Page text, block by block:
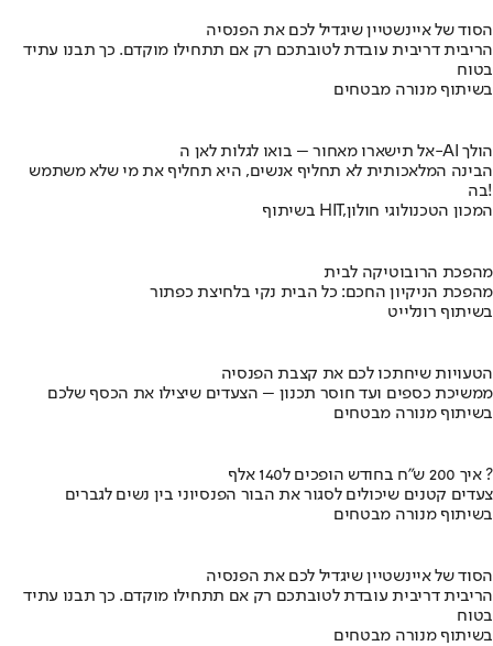
הסוד של איינשטיין שיגדיל לכם את הפנסיה
הריבית דריבית עובדת לטובתכם רק אם תתחילו מוקדם. כך תבנו עתיד
בטוח
בשיתוף מנורה מבטחים
אל תישארו מאחור – בואו לגלות לאן ה-AI הולך
הבינה המלאכותית לא תחליף אנשים, היא תחליף את מי שלא משתמש
בה!
בשיתוף HIT,המכון הטכנולוגי חולון
מהפכת הרובוטיקה לבית
מהפכת הניקיון החכם: כל הבית נקי בלחיצת כפתור
בשיתוף רונלייט
הטעויות שיחתכו לכם את קצבת הפנסיה
ממשיכת כספים ועד חוסר תכנון – הצעדים שיצילו את הכסף שלכם
בשיתוף מנורה מבטחים
איך 200 ש"ח בחודש הופכים ל140 אלף ?
צעדים קטנים שיכולים לסגור את הבור הפנסיוני בין נשים לגברים
בשיתוף מנורה מבטחים
הסוד של איינשטיין שיגדיל לכם את הפנסיה
הריבית דריבית עובדת לטובתכם רק אם תתחילו מוקדם. כך תבנו עתיד
בטוח
בשיתוף מנורה מבטחים